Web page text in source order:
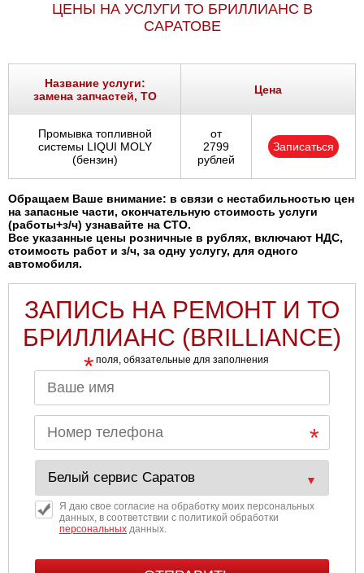
ЦЕНЫ НА УСЛУГИ ТО БРИЛЛИАНС В
САРАТОВЕ
Название услуги:
замена запчастей, ТО
Цена
Промывка топливной
системы LIQUI MOLY
(бензин)
от
2799
рублей
Записаться
Обращаем Ваше внимание: в связи с нестабильностью цен
на запасные части, окончательную стоимость услуги
(работы+з/ч) узнавайте на СТО.
Все указанные цены розничные в рублях, включают НДС,
стоимость работ и з/ч, за одну услугу, для одного
автомобиля.
ЗАПИСЬ НА РЕМОНТ И ТО
БРИЛЛИАНС (BRILLIANCE)
* поля, обязательные для заполнения
Я даю свое согласие на обработку моих персональных
данных, в соответствии с политикой обработки
персональныхданных.